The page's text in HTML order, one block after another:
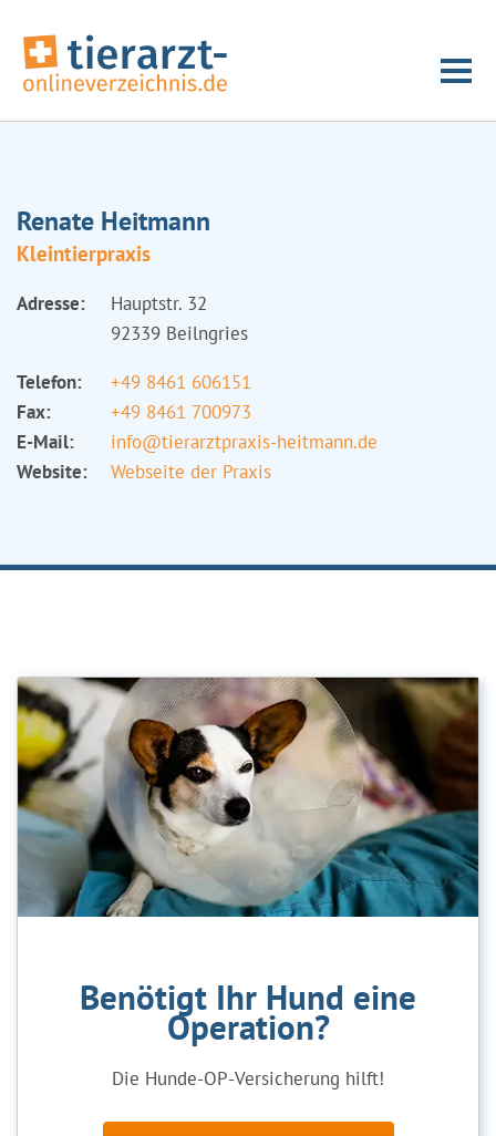
Renate Heitmann
Kleintierpraxis
Adresse:
Hauptstr. 32
92339 Beilngries
Telefon:
+49 8461 606151
Fax:
+49 8461 700973
E-Mail:
info@tierarztpraxis-heitmann.de
Website:
Webseite der Praxis
Benötigt Ihr Hund eine
Operation?
Die Hunde-OP-Versicherung hilft!